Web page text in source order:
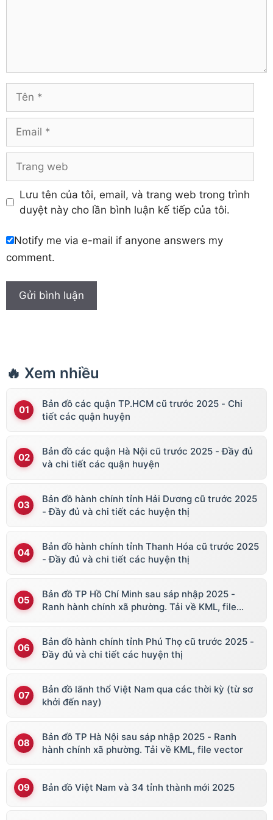
Hậu Giang
Hưng Yên
Khánh Hòa
Vĩnh Phúc
web
Lưu tên của tôi, email, và trang web trong trình
duyệt này cho lần bình luận kế tiếp của tôi.
Notify me via e-mail if anyone answers my
comment.
🔥 Xem nhiều
Bản đồ các quận TP.HCM cũ trước 2025 - Chi
tiết các quận huyện
Bản đồ các quận Hà Nội cũ trước 2025 - Đầy đủ
và chi tiết các quận huyện
Bản đồ hành chính tỉnh Hải Dương cũ trước 2025
- Đầy đủ và chi tiết các huyện thị
Bản đồ hành chính tỉnh Thanh Hóa cũ trước 2025
- Đầy đủ và chi tiết các huyện thị
Bản đồ TP Hồ Chí Minh sau sáp nhập 2025 -
Ranh hành chính xã phường. Tải về KML, file
Bản đồ hành chính tỉnh Phú Thọ cũ trước 2025 -
Đầy đủ và chi tiết các huyện thị
Bản đồ lãnh thổ Việt Nam qua các thời kỳ (từ sơ
khởi đến nay)
Bản đồ TP Hà Nội sau sáp nhập 2025 - Ranh
hành chính xã phường. Tải về KML, file vector
Bản đồ Việt Nam và 34 tỉnh thành mới 2025